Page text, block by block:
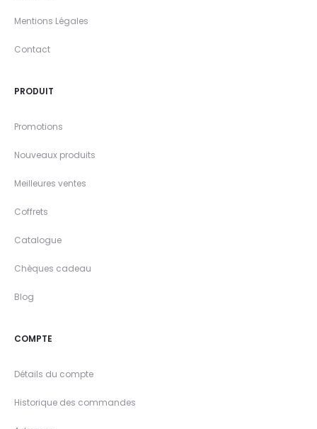
Mentions Légales
Contact
PRODUIT
Promotions
Nouveaux produits
Meilleures ventes
Coffrets
Catalogue
Chèques cadeau
Blog
COMPTE
Détails du compte
Historique des commandes